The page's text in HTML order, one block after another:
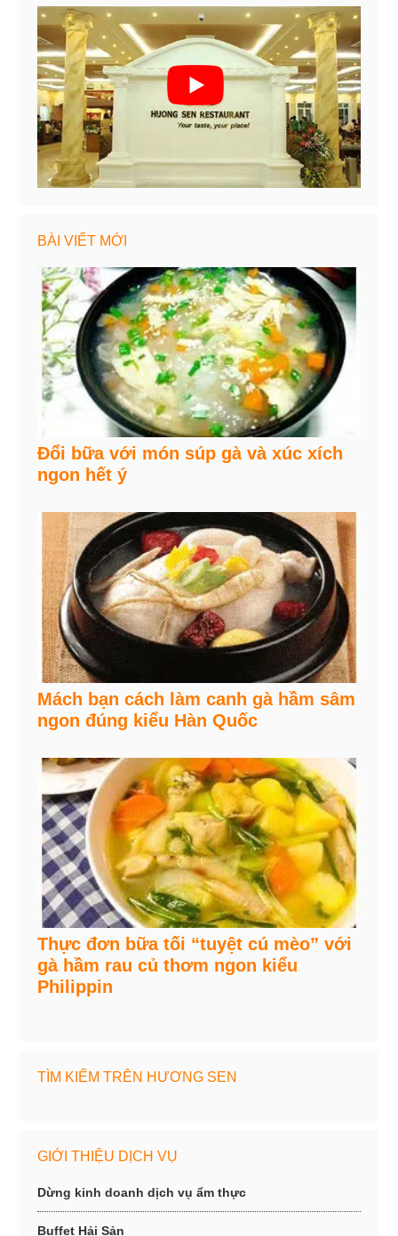
BÀI VIẾT MỚI
Đổi bữa với món súp gà và xúc xích
ngon hết ý
Mách bạn cách làm canh gà hầm sâm
ngon đúng kiểu Hàn Quốc
Thực đơn bữa tối “tuyệt cú mèo” với
gà hầm rau củ thơm ngon kiểu
Philippin
TÌM KIẾM TRÊN HƯƠNG SEN
GIỚI THIỆU DỊCH VỤ
Dừng kinh doanh dịch vụ ẩm thực
Buffet Hải Sản